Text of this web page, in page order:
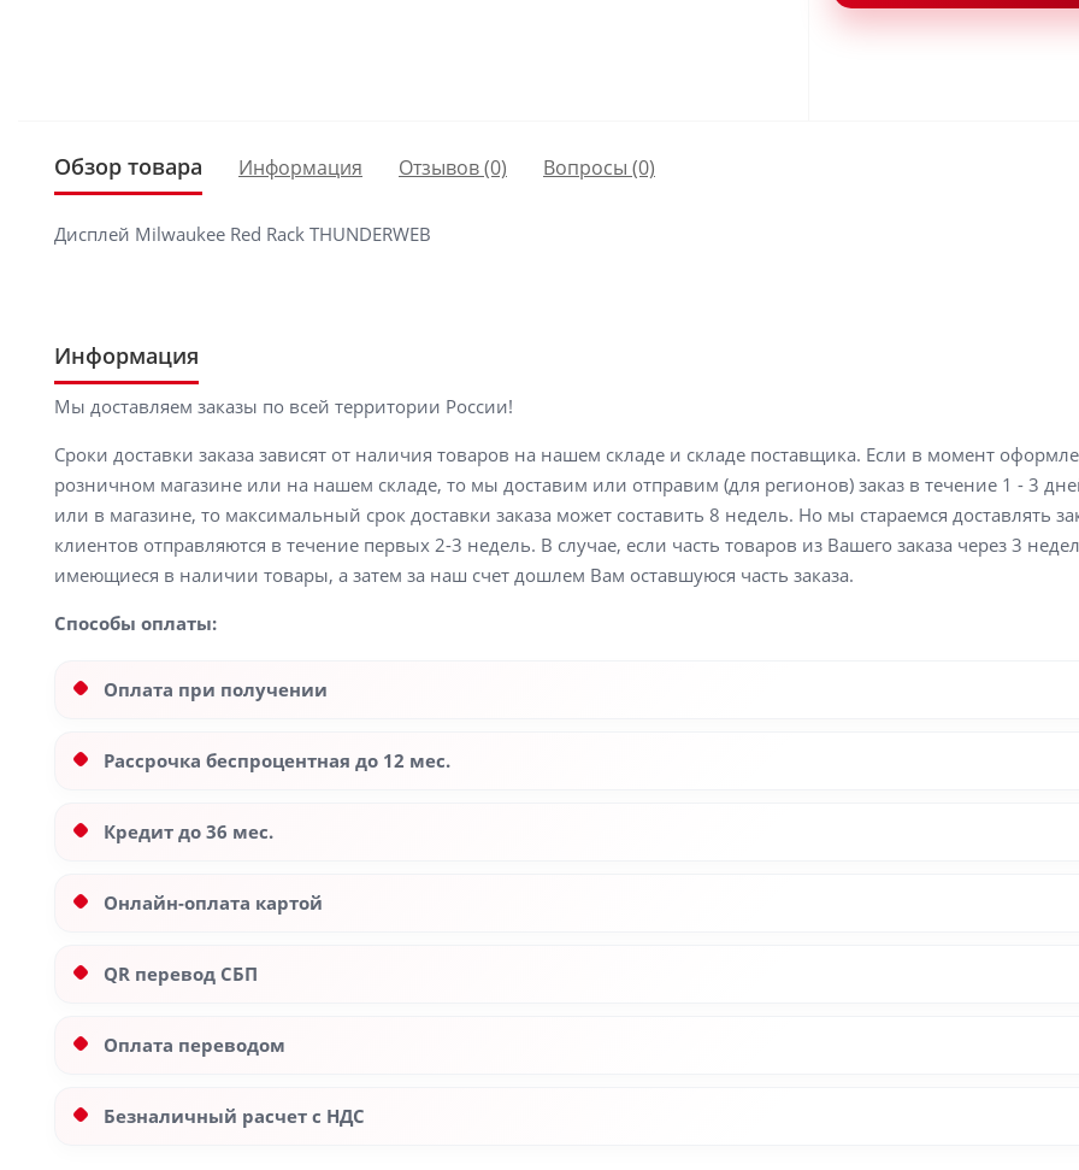
Обзор товара Информация Отзывов (0) Вопросы (0)
Дисплей Milwaukee Red Rack THUNDERWEB
Информация
Мы доставляем заказы по всей территории России!
Сроки доставки заказа зависят от наличия товаров на нашем складе и складе поставщика. Если в момент
розничном магазине или на нашем складе, то мы доставим или отправим (для регионов) заказ в течение 1 - 3
или в магазине, то максимальный срок доставки заказа может составить 8 недель. Но мы стараемся доставлять
клиентов отправляются в течение первых 2-3 недель. В случае, если часть товаров из Вашего заказа через 3
имеющиеся в наличии товары, а затем за наш счет дошлем Вам оставшуюся часть заказа.
Способы оплаты:
Оплата при получении
Рассрочка беспроцентная до 12 мес.
Кредит до 36 мес.
Онлайн-оплата картой
QR перевод СБП
Оплата переводом
Безналичный расчет с НДС